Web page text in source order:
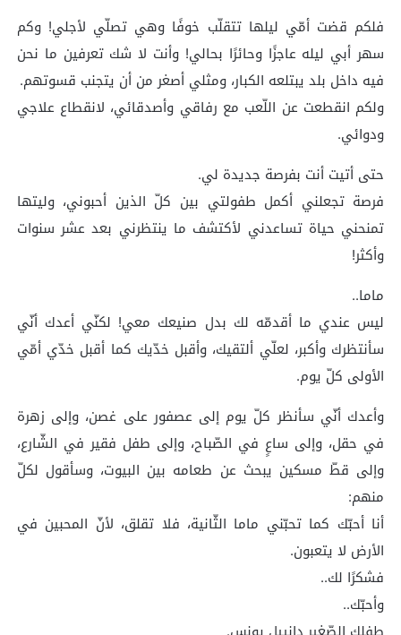
فلكم قضت أمّي ليلها تتقلّب خوفًا وهي تصلّي لأجلي! وكم
سهر أبي ليله عاجزًا وحائرًا بحالي! وأنت لا شك تعرفين ما نحن
فيه داخل بلد يبتلعه الكبار، ومثلي أصغر من أن يتجنب قسوتهم.
ولكم انقطعت عن اللّعب مع رفاقي وأصدقائي، لانقطاع علاجي
ودوائي.
حتى أتيت أنت بفرصة جديدة لي.
فرصة تجعلني أكمل طفولتي بين كلّ الذين أحبوني، وليتها
تمنحني حياة تساعدني لأكتشف ما ينتظرني بعد عشر سنوات
وأكثر!
ماما..
ليس عندي ما أقدمّه لك بدل صنيعك معي! لكنّي أعدك أنّي
سأنتظرك وأكبر، لعلّي ألتقيك، وأقبل خدّيك كما أقبل خدّي أمّي
الأولى كلّ يوم.
وأعدك أنّي سأنظر كلّ يوم إلى عصفور على غصن، وإلى زهرة
في حقل، وإلى ساعٍ في الصّباح، وإلى طفل فقير في الشّارع،
وإلى قطّ مسكين يبحث عن طعامه بين البيوت، وسأقول لكلّ
منهم:
أنا أحبّك كما تحبّني ماما الثّانية، فلا تقلق، لأنّ المحبين في
الأرض لا يتعبون.
فشكرًا لك..
وأحبّك..